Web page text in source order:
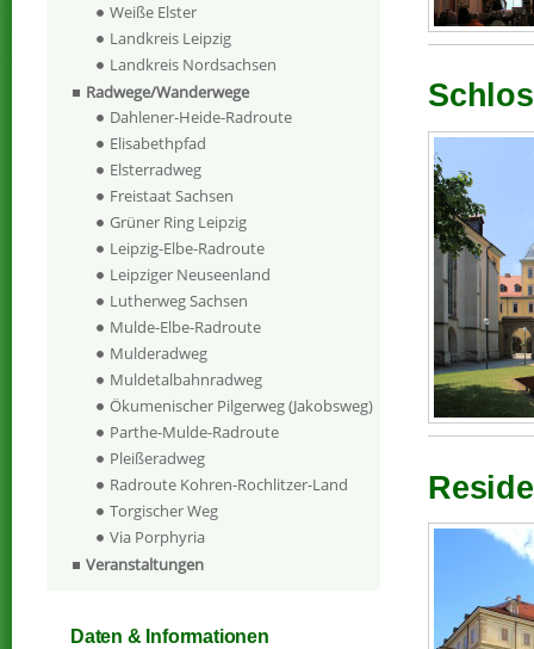
Weiße Elster
Landkreis Leipzig
Landkreis Nordsachsen
Radwege/Wanderwege
Dahlener-Heide-Radroute
Elisabethpfad
Elsterradweg
Freistaat Sachsen
Grüner Ring Leipzig
Leipzig-Elbe-Radroute
Leipziger Neuseenland
Lutherweg Sachsen
Mulde-Elbe-Radroute
Mulderadweg
Muldetalbahnradweg
Ökumenischer Pilgerweg (Jakobsweg)
Parthe-Mulde-Radroute
Pleißeradweg
Radroute Kohren-Rochlitzer-Land
Torgischer Weg
Via Porphyria
Veranstaltungen
Daten & Informationen